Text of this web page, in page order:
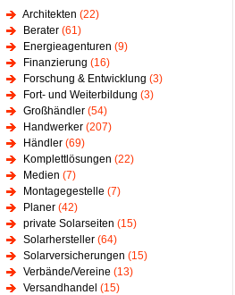
Architekten (22)
Berater (61)
Energieagenturen (9)
Finanzierung (16)
Forschung & Entwicklung (3)
Fort- und Weiterbildung (3)
Großhändler (54)
Handwerker (207)
Händler (69)
Komplettlösungen (22)
Medien (7)
Montagegestelle (7)
Planer (42)
private Solarseiten (15)
Solarhersteller (64)
Solarversicherungen (15)
Verbände/Vereine (13)
Versandhandel (15)